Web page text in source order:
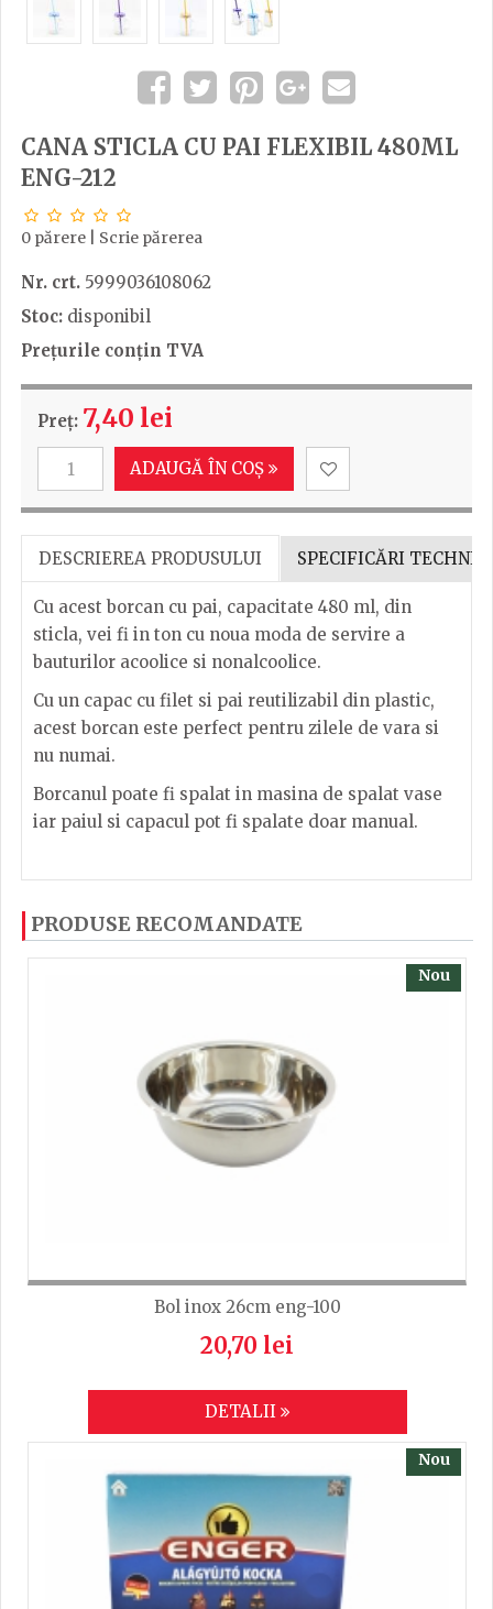
CANA STICLA CU PAI FLEXIBIL 480ML
ENG-212
0 părere Scrie părerea
Nr. crt. 5999036108062
Stoc: disponibil
Prețurile conțin TVA
Preț: 7,40 lei
ADAUGĂ ÎN COȘ
DESCRIEREA PRODUSULUI SPECIFICĂRI
Cu acest borcan cu pai, capacitate 480 ml, din
sticla, vei fi in ton cu noua moda de servire a
bauturilor acoolice si nonalcoolice.
Cu un capac cu filet si pai reutilizabil din plastic,
acest borcan este perfect pentru zilele de vara si
nu numai.
Borcanul poate fi spalat in masina de spalat vase
iar paiul si capacul pot fi spalate doar manual.
Material: Cana este din sticla iar capacul din metal.
13.5
cu ajutorul steluțelor, și scrieți părerea dvs. Pentru
a putea să scrieți părerea trebuie să fiți înregistrat.
PRODUSE RECOMANDATE
Nou
Bol inox 26cm eng-100
20,70 lei
DETALII
Nou